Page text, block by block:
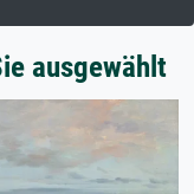
ausgewählt